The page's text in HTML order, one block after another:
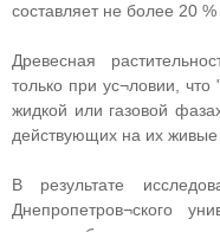
составляет не более 20
Древесная
только при ус¬ловии,
жидкой или газовой
действующих на их живые
В результате
Днепропетров¬ского